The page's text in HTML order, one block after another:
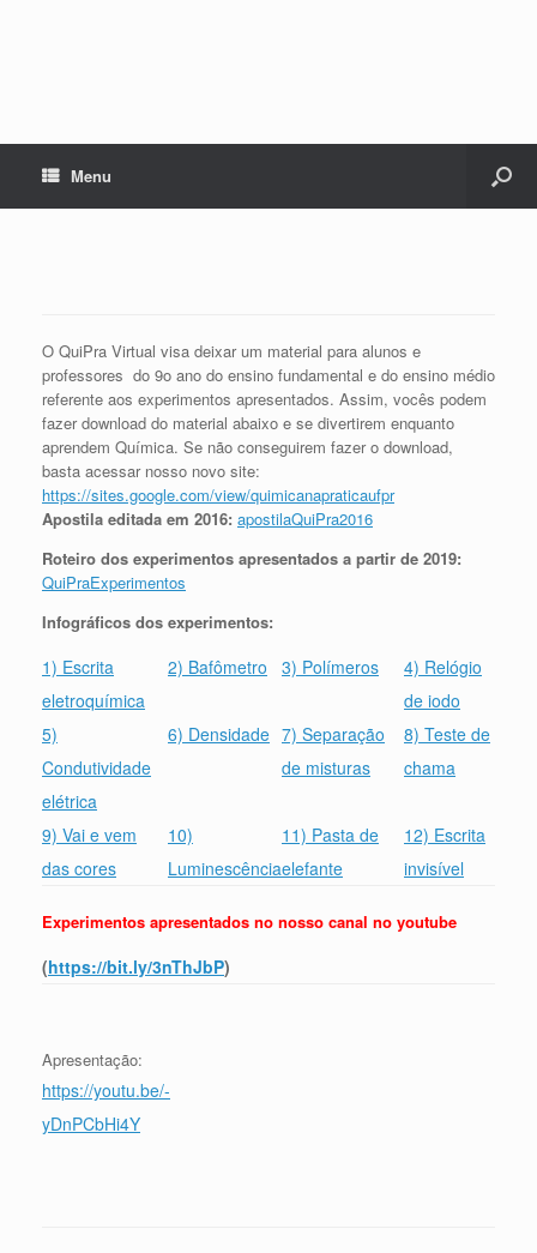
Menu
O QuiPra Virtual visa deixar um material para alunos e
professores do 9o ano do ensino fundamental e do ensino médio
referente aos experimentos apresentados. Assim, vocês podem
fazer download do material abaixo e se divertirem enquanto
aprendem Química. Se não conseguirem fazer o download,
basta acessar nosso novo site:
https://sites.google.com/view/quimicanapraticaufpr
Apostila editada em 2016: apostilaQuiPra2016
Roteiro dos experimentos apresentados a partir de 2019:
QuiPraExperimentos
Infográficos dos experimentos:
1) Escrita
eletroquímica
2) Bafômetro 3) Polímeros
4) Relógio
de iodo
5)
Condutividade
elétrica
6) Densidade 7) Separação
de misturas
8) Teste de
chama
9) Vai e vem
das cores
10)
Luminescência
11) Pasta de
elefante
12) Escrita
invisível
Experimentos apresentados no nosso canal no youtube
(https://bit.ly/3nThJbP)
Apresentação:
https://youtu.be/-
yDnPCbHi4Y